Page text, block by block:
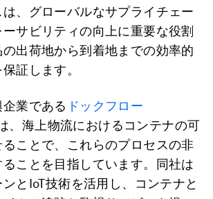
、グローバルなサプライチェー
サビリティの向上に重要な役割
出荷地から到着地までの効率的
証します。
業である ドックフロー
、海上物流におけるコンテナの可
ことで、これらのプロセスの非
ことを目指しています。同社は
とIoT技術を活用し、コンテナと